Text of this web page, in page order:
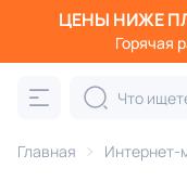
ЦЕНЫ НИЖЕ
Горячая
Главная Интернет-
Категория: